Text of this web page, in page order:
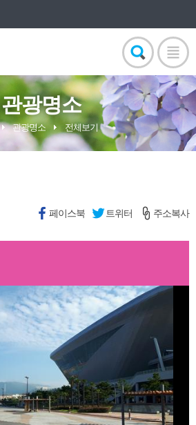
관광명소
관광명소 전체보기
페이스북 트위터 주소복사